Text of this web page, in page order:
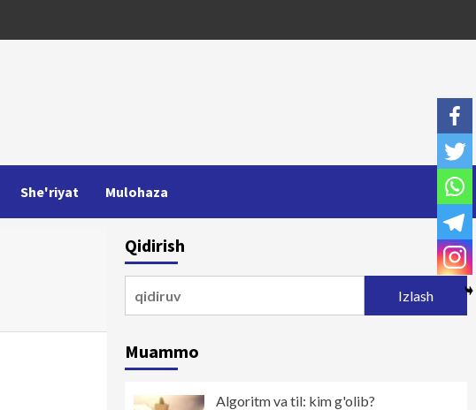
She'riyat Mulohaza
Qidirish
Muammo
Algoritm va til: kim g'olib?